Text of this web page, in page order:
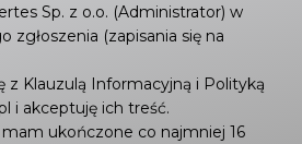
Sp. z o.o. (Administrator) w
zgłoszenia (zapisania się na
z Klauzulą Informacyjną i Polityką
i akceptuję ich treść.
ukończone co najmniej 16